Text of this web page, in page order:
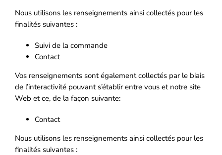
Nous utilisons les renseignements ainsi collectés pour les
finalités suivantes :
Suivi de la commande
Contact
Vos renseignements sont également collectés par le biais
de l’interactivité pouvant s’établir entre vous et notre site
Web et ce, de la façon suivante:
Contact
Nous utilisons les renseignements ainsi collectés pour les
finalités suivantes :